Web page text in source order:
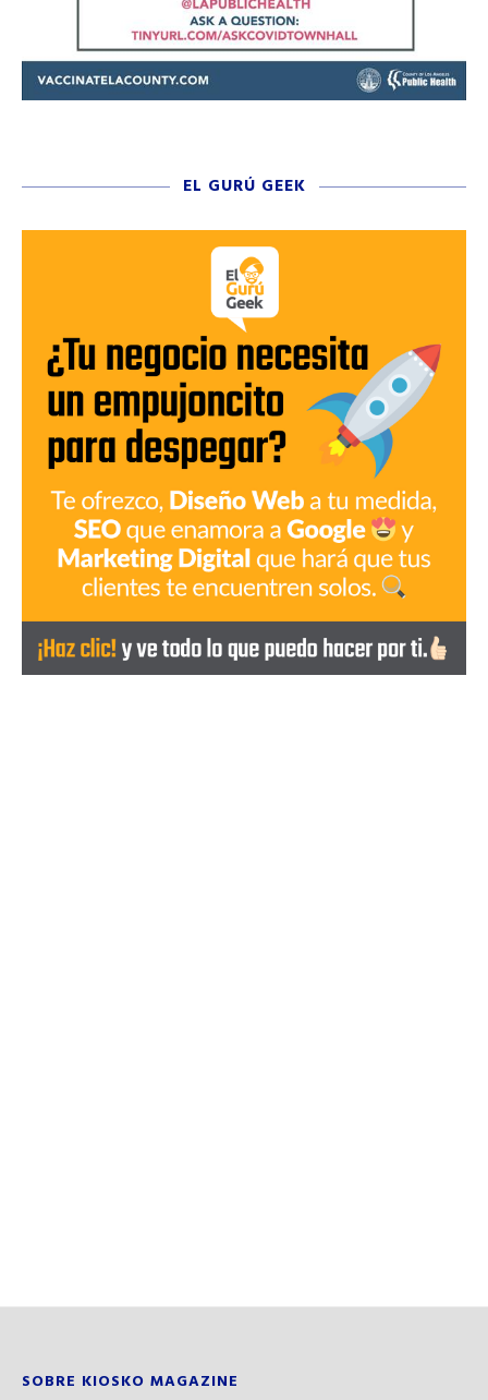
EL GURÚ GEEK
SOBRE KIOSKO MAGAZINE